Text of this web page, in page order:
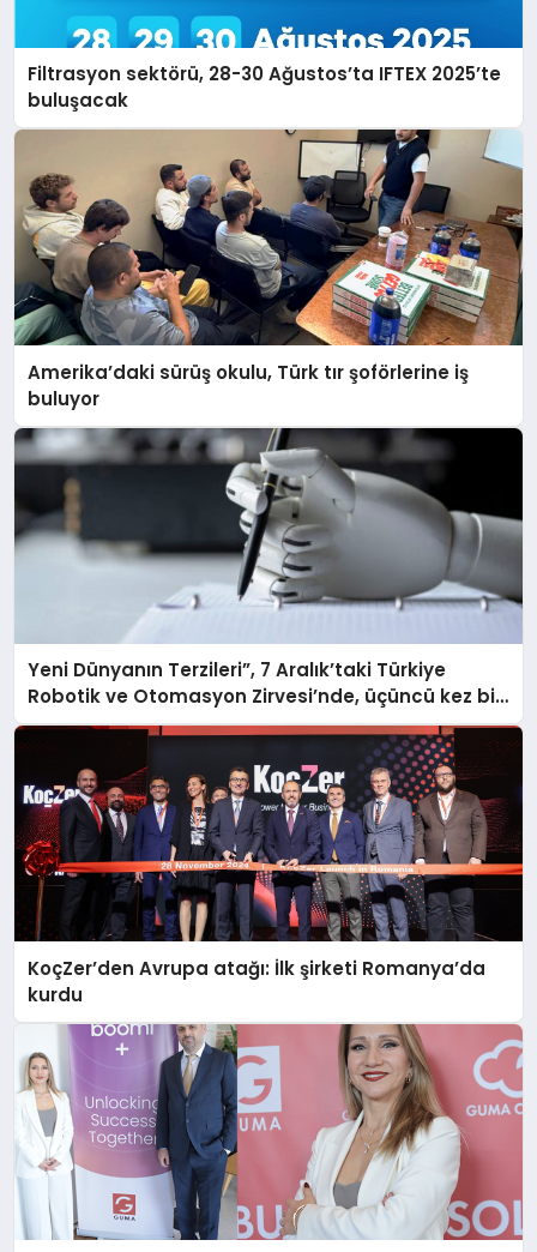
Filtrasyon sektörü, 28-30 Ağustos’ta IFTEX 2025’te
buluşacak
Amerika’daki sürüş okulu, Türk tır şoförlerine iş
buluyor
Yeni Dünyanın Terzileri”, 7 Aralık’taki Türkiye
Robotik ve Otomasyon Zirvesi’nde, üçüncü kez bir
araya geliyor
KoçZer’den Avrupa atağı: İlk şirketi Romanya’da
kurdu